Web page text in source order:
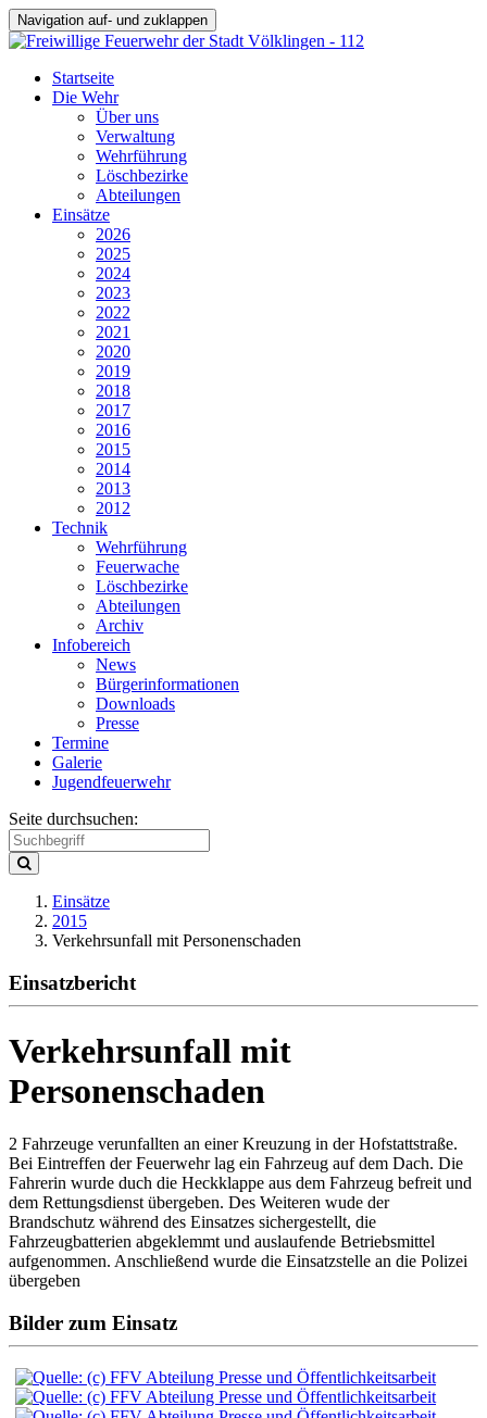
Navigation auf- und zuklappen
Startseite
Die Wehr
Über uns
Verwaltung
Wehrführung
Löschbezirke
Abteilungen
Einsätze
2026
2025
2024
2023
2022
2021
2020
2019
2018
2017
2016
2015
2014
2013
2012
Technik
Wehrführung
Feuerwache
Löschbezirke
Abteilungen
Archiv
Infobereich
News
Bürgerinformationen
Downloads
Presse
Termine
Galerie
Jugendfeuerwehr
Seite durchsuchen:
Einsätze
2015
Verkehrsunfall mit Personenschaden
Einsatzbericht
Verkehrsunfall mit
Personenschaden
2 Fahrzeuge verunfallten an einer Kreuzung in der Hofstattstraße.
Bei Eintreffen der Feuerwehr lag ein Fahrzeug auf dem Dach. Die
Fahrerin wurde duch die Heckklappe aus dem Fahrzeug befreit und
dem Rettungsdienst übergeben. Des Weiteren wude der
Brandschutz während des Einsatzes sichergestellt, die
Fahrzeugbatterien abgeklemmt und auslaufende Betriebsmittel
aufgenommen. Anschließend wurde die Einsatzstelle an die Polizei
übergeben
Bilder zum Einsatz